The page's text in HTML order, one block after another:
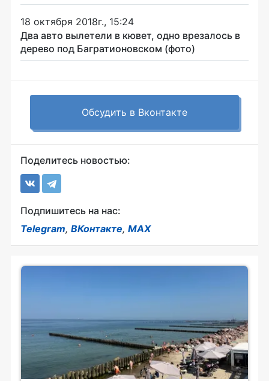
18 октября 2018г., 15:24
Два авто вылетели в кювет, одно врезалось в
дерево под Багратионовском (фото)
Обсудить в Вконтакте
Поделитесь новостью:
Подпишитесь на нас:
Telegram, ВКонтакте, MAX